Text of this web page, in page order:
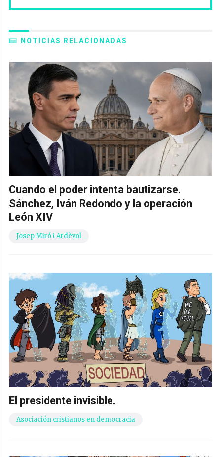
NOTICIAS RELACIONADAS
Cuando el poder intenta bautizarse.
Sánchez, Iván Redondo y la operación
León XIV
Josep Miró i Ardèvol
El presidente invisible.
Asociación cristianos en democracia